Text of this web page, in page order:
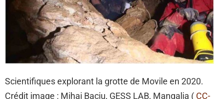
Scientifiques explorant la grotte de Movile en 2020.
Crédit image : Mihai Baciu, GESS LAB, Mangalia ( CC-